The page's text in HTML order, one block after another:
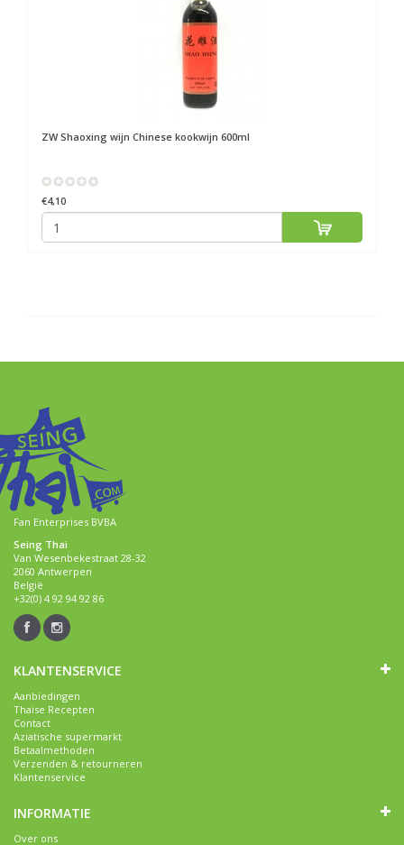
ZWShaoxing wijn Chinese kookwijn 600ml
€4,10
Fan Enterprises BVBA
Seing Thai
Van Wesenbekestraat 28-32
2060 Antwerpen
België
+32(0) 4 92 94 92 86
KLANTENSERVICE
Aanbiedingen
Thaise Recepten
Contact
Aziatische supermarkt
Betaalmethoden
Verzenden & retourneren
Klantenservice
INFORMATIE
Over ons